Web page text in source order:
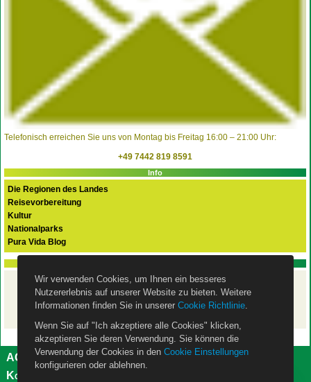
Telefonisch erreichen Sie uns von Montag bis Freitag 16:00 – 21:00 Uhr:
+49 7442 819 8591
Info
Die Regionen des Landes
Reisevorbereitung
Kultur
Nationalparks
Pura Vida Blog
Ihre Costa Rica Rundreise
mit dem Mietwagen
– ist mit unseremBasispaket
AGB Impressum
Datenschutzerklärung
Kontakt
Wir verwenden Cookies, um Ihnen ein besseres
Nutzererlebnis auf unserer Website zu bieten. Weitere
Informationen finden Sie in unserer Cookie Richtlinie.
Wenn Sie auf "Ich akzeptiere alle Cookies" klicken,
akzeptieren Sie deren Verwendung. Sie können die
Verwendung der Cookies in den Cookie Einstellungen
konfigurieren oder ablehnen.